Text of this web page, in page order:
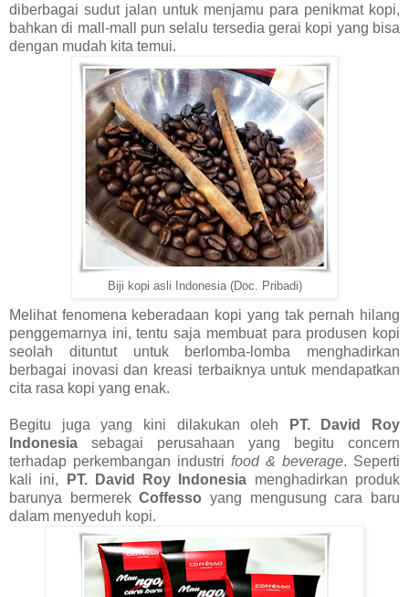
diberbagai sudut jalan untuk menjamu para penikmat kopi,
bahkan di mall-mall pun selalu tersedia gerai kopi yang bisa
dengan mudah kita temui.
Biji kopi asli Indonesia (Doc. Pribadi)
Melihat fenomena keberadaan kopi yang tak pernah hilang
penggemarnya ini, tentu saja membuat para produsen kopi
seolah dituntut untuk berlomba-lomba menghadirkan
berbagai inovasi dan kreasi terbaiknya untuk mendapatkan
cita rasa kopi yang enak.
Begitu juga yang kini dilakukan oleh
PT. David Roy
Indonesia sebagai perusahaan yang begitu concern
terhadap perkembangan industri food & beverage. Seperti
kali ini,
PT. David Roy Indonesia menghadirkan produk
barunya bermerekCoffessoyang mengusung cara baru
dalam menyeduh kopi.